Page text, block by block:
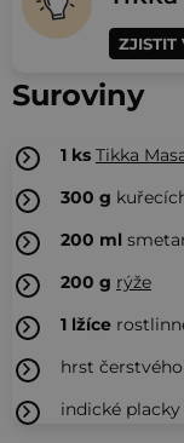
Suroviny
1 ks Tikka
300 g
200 ml
200 g rýže
1 lžíce
hrst
indické
ZJISTIT